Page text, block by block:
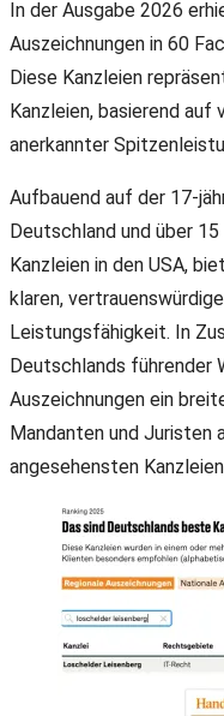
In der Ausgabe 2026
Auszeichnungen in 60
Diese Kanzleien
Kanzleien, basierend
anerkannter
Aufbauend auf der 17-
Deutschland und über
Kanzleien in den USA,
klaren,
Leistungsfähigkeit. In
Deutschlands führender
Auszeichnungen ein
Mandanten und
angesehensten